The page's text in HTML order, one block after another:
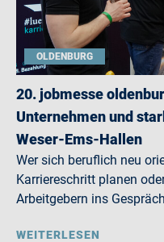
OLDENBURG
20. jobmesse
Unternehmen und
Weser-Ems-Hallen
Wer sich beruflich neu
Karriereschritt planen
Arbeitgebern ins
WEITERLESEN